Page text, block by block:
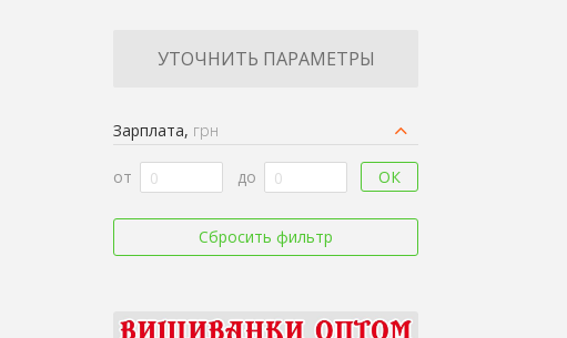
УТОЧНИТЬ ПАРАМЕТРЫ
Зарплата, грн
от до ОК
Сбросить фильтр